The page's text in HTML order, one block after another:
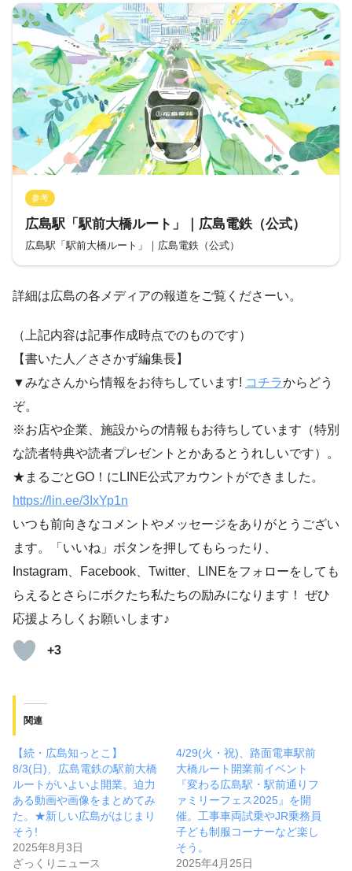
参考
広島駅「駅前大橋ルート」｜広島電鉄（公式）
広島駅「駅前大橋ルート」｜広島電鉄（公式）
詳細は広島の各メディアの報道をご覧くださーい。
（上記内容は記事作成時点でのものです）
【書いた人／ささかず編集長】
▼みなさんから情報をお待ちしています! コチラからどう
ぞ。
※お店や企業、施設からの情報もお待ちしています（特別
な読者特典や読者プレゼントとかあるとうれしいです）。
★まるごとGO！にLINE公式アカウントができました。
https://lin.ee/3IxYp1n
いつも前向きなコメントやメッセージをありがとうござい
ます。「いいね」ボタンを押してもらったり、
Instagram、Facebook、Twitter、LINEをフォローをしても
らえるとさらにボクたち私たちの励みになります！ ぜひ
応援よろしくお願いします♪
+3
関連
【続・広島知っとこ】
8/3(日)、広島電鉄の駅前大橋
ルートがいよいよ開業。迫力
ある動画や画像をまとめてみ
た。★新しい広島がはじまり
そう!
2025年8月3日
ざっくりニュース
4/29(火・祝)、路面電車駅前
大橋ルート開業前イベント
『変わる広島駅・駅前通りフ
ァミリーフェス2025』を開
催。工事車両試乗やJR乗務員
子ども制服コーナーなど楽し
そう。
2025年4月25日